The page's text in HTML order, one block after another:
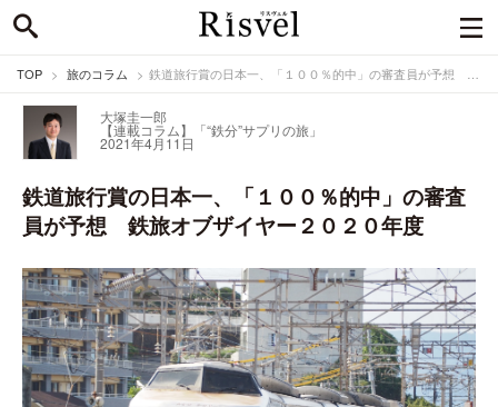
TOP 旅のコラム 鉄道旅行賞の日本一、「１００％的中」の審査員が予想 鉄旅オブザイヤー２０２０年度
大塚圭一郎
【連載コラム】「“鉄分”サプリの旅」
2021年4月11日
鉄道旅行賞の日本一、「１００％的中」の審査
員が予想 鉄旅オブザイヤー２０２０年度